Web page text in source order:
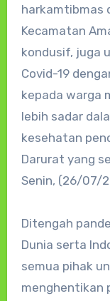
harkamtibmas
Kecamatan
kondusif, juga
Covid-19
kepada warga
lebih sadar
kesehatan
Darurat yang
Senin, (26/07/
Ditengah
Dunia serta
semua pihak
menghentikan